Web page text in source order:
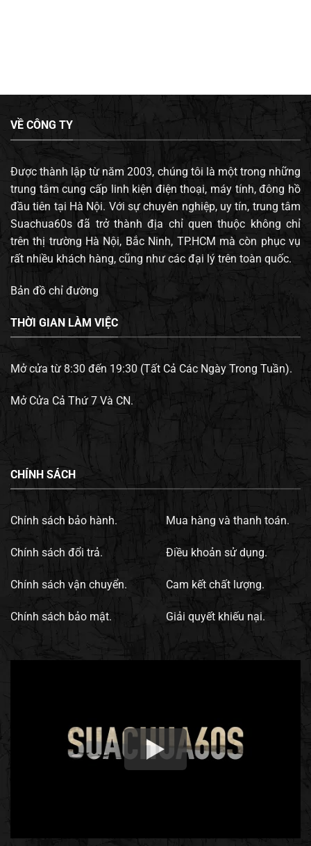
VỀ CÔNG TY
Được thành lập từ năm 2003, chúng tôi là một trong những
trung tâm cung cấp linh kiện điện thoại, máy tính, đông hồ
đầu tiên tại Hà Nội. Với sự chuyên nghiệp, uy tín, trung tâm
Suachua60s đã trở thành địa chỉ quen thuộc không chỉ
trên thị trường Hà Nội, Bắc Ninh, TP.HCM mà còn phục vụ
rất nhiều khách hàng, cũng như các đại lý trên toàn quốc.
Bản đồ chỉ đường
THỜI GIAN LÀM VIỆC
Mở cửa từ 8:30 đến 19:30 (Tất Cả Các Ngày Trong Tuần).
Mở Cửa Cả Thứ 7 Và CN.
CHÍNH SÁCH
Chính sách bảo hành.
Chính sách đổi trả.
Chính sách vận chuyển.
Chính sách bảo mật.
Mua hàng và thanh toán.
Điều khoản sử dụng.
Cam kết chất lượng.
Giải quyết khiếu nại.